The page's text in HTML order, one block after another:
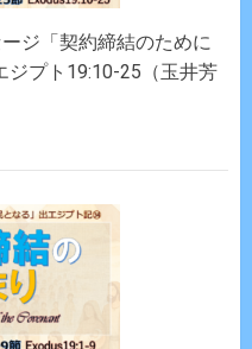
ジ「契約締結のために
ジプト19:10-25（玉井芳